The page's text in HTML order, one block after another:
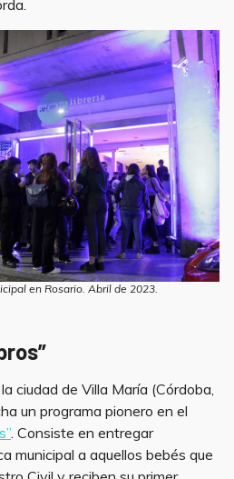
en Rosario. Abril de 2023.
ciudad de Villa María (Córdoba,
un programa pionero en el
. Consiste en entregar
municipal a aquellos bebés que